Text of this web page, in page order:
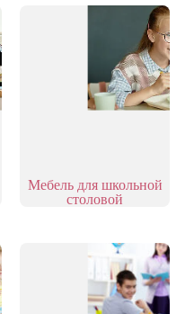
Мебель для школьной
столовой